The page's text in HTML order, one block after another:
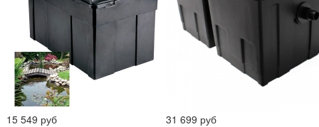
15 549 руб 31 699 руб